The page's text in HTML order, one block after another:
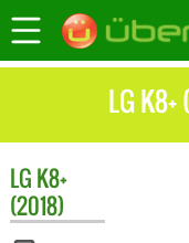
LG
LG K8+
(2018)